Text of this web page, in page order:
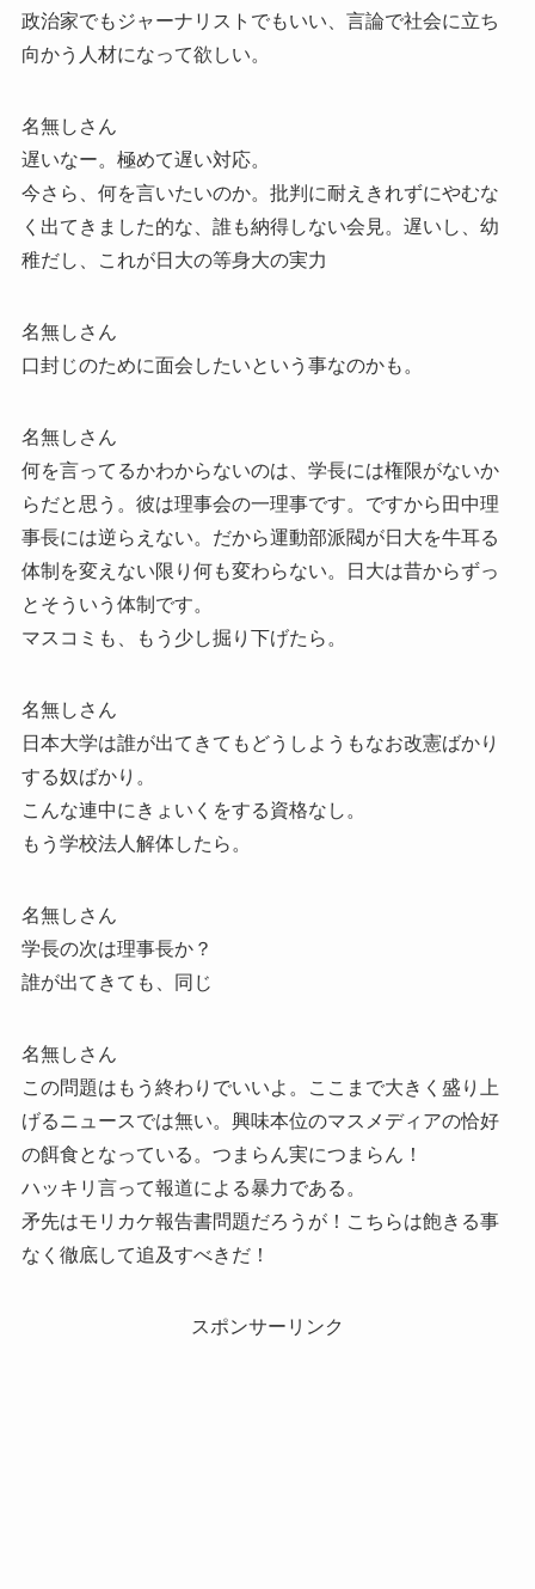
政治家でもジャーナリストでもいい、言論で社会に立ち
向かう人材になって欲しい。
名無しさん
遅いなー。極めて遅い対応。
今さら、何を言いたいのか。批判に耐えきれずにやむな
く出てきました的な、誰も納得しない会見。遅いし、幼
稚だし、これが日大の等身大の実力
名無しさん
口封じのために面会したいという事なのかも。
名無しさん
何を言ってるかわからないのは、学長には権限がないか
らだと思う。彼は理事会の一理事です。ですから田中理
事長には逆らえない。だから運動部派閥が日大を牛耳る
体制を変えない限り何も変わらない。日大は昔からずっ
とそういう体制です。
マスコミも、もう少し掘り下げたら。
名無しさん
日本大学は誰が出てきてもどうしようもなお改憲ばかり
する奴ばかり。
こんな連中にきょいくをする資格なし。
もう学校法人解体したら。
名無しさん
学長の次は理事長か？
誰が出てきても、同じ
名無しさん
この問題はもう終わりでいいよ。ここまで大きく盛り上
げるニュースでは無い。興味本位のマスメディアの恰好
の餌食となっている。つまらん実につまらん！
ハッキリ言って報道による暴力である。
矛先はモリカケ報告書問題だろうが！こちらは飽きる事
なく徹底して追及すべきだ！
スポンサーリンク